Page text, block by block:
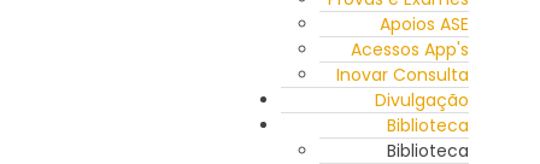
Apoios ASE
Acessos App's
Inovar Consulta
Divulgação
Biblioteca
Biblioteca